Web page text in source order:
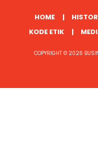
HOME
KODE ETIK
COPYRIGHT © 2026